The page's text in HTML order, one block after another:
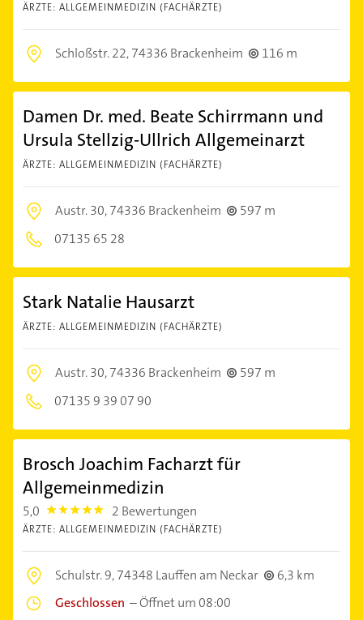
ÄRZTE: ALLGEMEINMEDIZIN (FACHÄRZTE)
Schloßstr. 22,74336 Brackenheim 116 m
Damen Dr. med. Beate Schirrmann und
Ursula Stellzig-Ullrich Allgemeinarzt
ÄRZTE: ALLGEMEINMEDIZIN (FACHÄRZTE)
Austr. 30,74336 Brackenheim
597 m
07135 65 28
Stark Natalie Hausarzt
ÄRZTE: ALLGEMEINMEDIZIN (FACHÄRZTE)
Austr. 30,74336 Brackenheim
597 m
07135 9 39 07 90
Brosch Joachim Facharzt für
Allgemeinmedizin
5,0 5.0 2 Bewertungen
ÄRZTE: ALLGEMEINMEDIZIN (FACHÄRZTE)
Schulstr. 9,74348 Lauffen am Neckar
6,3 km
Geschlossen –Öffnet um 08:00